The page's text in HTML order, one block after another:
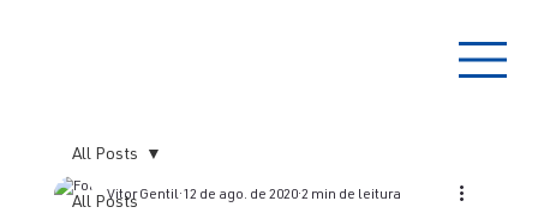
All Posts
All Posts
Vitor Gentil 12 de ago. de 2020 2 min de leitura